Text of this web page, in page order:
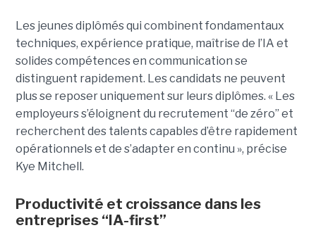
Les jeunes diplômés qui combinent fondamentaux
techniques, expérience pratique, maîtrise de l’IA et
solides compétences en communication se
distinguent rapidement. Les candidats ne peuvent
plus se reposer uniquement sur leurs diplômes. « Les
employeurs s’éloignent du recrutement “de zéro” et
recherchent des talents capables d’être rapidement
opérationnels et de s’adapter en continu », précise
Kye Mitchell.
Productivité et croissance dans les
entreprises “IA-first”